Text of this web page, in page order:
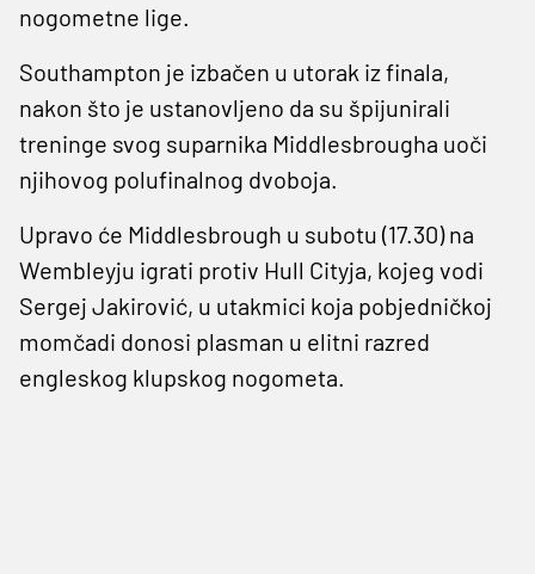
nogometne lige.
Southampton je izbačen u utorak iz finala,
nakon što je ustanovljeno da su špijunirali
treninge svog suparnika Middlesbrougha uoči
njihovog polufinalnog dvoboja.
Upravo će Middlesbrough u subotu (17.30) na
Wembleyju igrati protiv Hull Cityja, kojeg vodi
Sergej Jakirović, u utakmici koja pobjedničkoj
momčadi donosi plasman u elitni razred
engleskog klupskog nogometa.